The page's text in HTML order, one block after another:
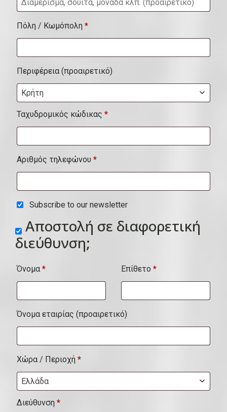
ρ
σ
μ
α
,
ί
τ
ο
ν
ά
δ
α
κ
λ
Πόλη / Κωμόπολη *
Περιφέρεια (προαιρετικό)
Κρήτη
Ταχυδρομικός κώδικας *
Αριθμός τηλεφώνου *
Subscribe to our newsletter
Αποστολή σε διαφορετική
διεύθυνση;
Όνομα * Επίθετο *
Όνομα εταιρίας (προαιρετικό)
Χώρα / Περιοχή *
Ελλάδα
Διεύθυνση *